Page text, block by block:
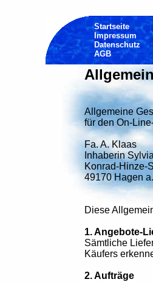
Startseite
Impressum
Datenschutz
AGB
Allgemeine
für den On-
Fa. A. Klaas
Inhaberin
Konrad-Hinze-
49170 Hagen
Diese
1. Angebote-
Sämtliche
Käufers
2. Aufträge